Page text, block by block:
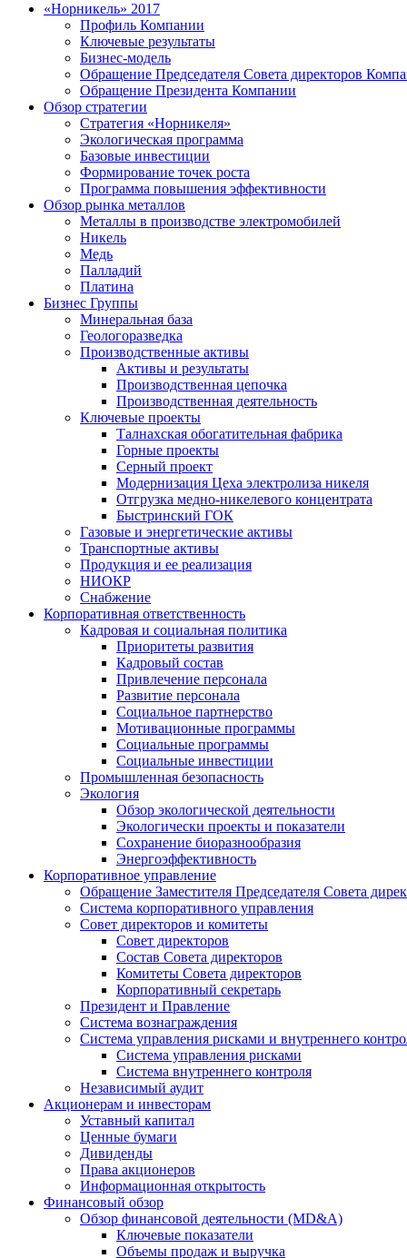
«Норникель» 2017
Профиль Компании
Ключевые результаты
Бизнес-модель
Обращение Председателя Совета директоров
Обращение Президента Компании
Обзор стратегии
Стратегия «Норникеля»
Экологическая программа
Базовые инвестиции
Формирование точек роста
Программа повышения эффективности
Обзор рынка металлов
Металлы в производстве электромобилей
Никель
Медь
Палладий
Платина
Бизнес Группы
Минеральная база
Геологоразведка
Производственные активы
Активы и результаты
Производственная цепочка
Производственная деятельность
Ключевые проекты
Талнахская обогатительная фабрика
Горные проекты
Серный проект
Модернизация Цеха электролиза никеля
Отгрузка медно-никелевого концентрата
Быстринский ГОК
Газовые и энергетические активы
Транспортные активы
Продукция и ее реализация
НИОКР
Снабжение
Корпоративная ответственность
Кадровая и социальная политика
Приоритеты развития
Кадровый состав
Привлечение персонала
Развитие персонала
Социальное партнерство
Мотивационные программы
Социальные программы
Социальные инвестиции
Промышленная безопасность
Экология
Обзор экологической деятельности
Экологически проекты и показатели
Сохранение биоразнообразия
Энергоэффективность
Корпоративное управление
Обращение Заместителя Председателя Совета
Система корпоративного управления
Совет директоров и комитеты
Совет директоров
Состав Совета директоров
Комитеты Совета директоров
Корпоративный секретарь
Президент и Правление
Система вознаграждения
Система управления рисками и внутреннего
Система управления рисками
Система внутреннего контроля
Независимый аудит
Акционерам и инвесторам
Уставный капитал
Ценные бумаги
Дивиденды
Права акционеров
Информационная открытость
Финансовый обзор
Обзор финансовой деятельности (MD&A)
Ключевые показатели
Объемы продаж и выручка